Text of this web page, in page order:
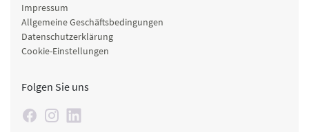
Impressum
Allgemeine Geschäftsbedingungen
Datenschutzerklärung
Cookie-Einstellungen
Folgen Sie uns